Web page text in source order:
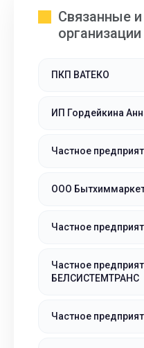
Связанные
организации
ПКП ВАТЕКО
ИП Гордейкина
Частное
ООО
Частное
Частное
БЕЛСИСТЕМТРАНС
Частное